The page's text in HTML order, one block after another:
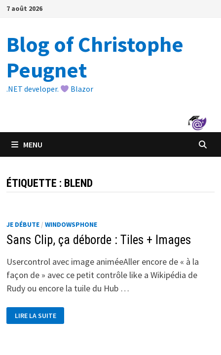
Passer
7 août 2026
Blog of Christophe
Peugnet
.NET developer. Blazor
MENU
ÉTIQUETTE : BLEND
JE DÉBUTE/ WINDOWSPHONE
Sans Clip, ça déborde : Tiles + Images
Usercontrol avec image animéeAller encore de « à la
façon de » avec ce petit contrôle like a Wikipédia de
Rudy ou encore la tuile du Hub …
CLIP,
ÇA
LIRE LA SUITE